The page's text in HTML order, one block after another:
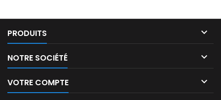
PRODUITS 
NOTRE SOCIÉTÉ 
VOTRE COMPTE 